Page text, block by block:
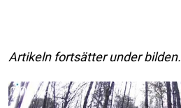
Artikeln fortsätter under bilden.